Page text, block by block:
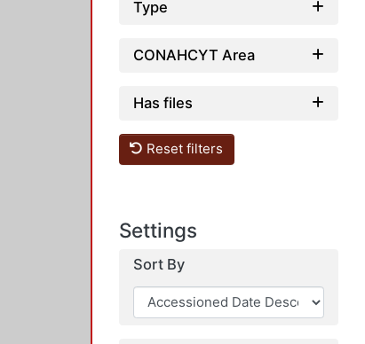
Type
CONAHCYT Area
Has files
Reset filters
Settings
Sort By